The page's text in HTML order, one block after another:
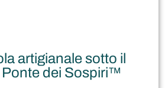
artigianale sotto il
dei Sospiri™